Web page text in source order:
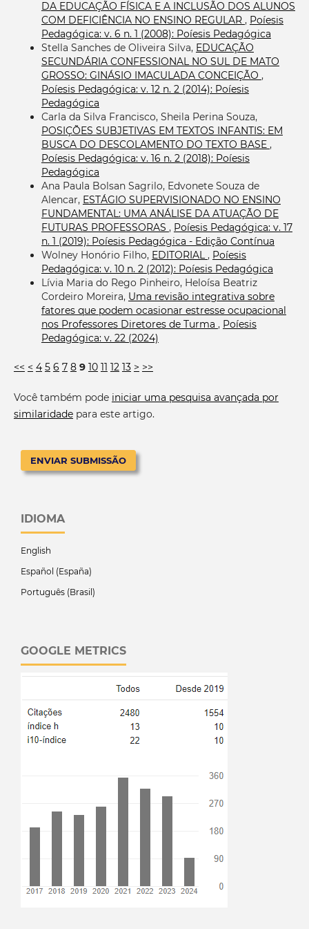
DA EDUCAÇÃO FÍSICA E A INCLUSÃO DOS ALUNOS
COM DEFICIÊNCIA NO ENSINO REGULAR , Poíesis
Pedagógica: v. 6 n. 1 (2008): Poíesis Pedagógica
Stella Sanches de Oliveira Silva, EDUCAÇÃO
SECUNDÁRIA CONFESSIONAL NO SUL DE MATO
GROSSO: GINÁSIO IMACULADA CONCEIÇÃO ,
Poíesis Pedagógica: v. 12 n. 2 (2014): Poíesis
Pedagógica
Carla da Silva Francisco, Sheila Perina Souza,
POSIÇÕES SUBJETIVAS EM TEXTOS INFANTIS: EM
BUSCA DO DESCOLAMENTO DO TEXTO BASE ,
Poíesis Pedagógica: v. 16 n. 2 (2018): Poíesis
Pedagógica
Ana Paula Bolsan Sagrilo, Edvonete Souza de
Alencar, ESTÁGIO SUPERVISIONADO NO ENSINO
FUNDAMENTAL: UMA ANÁLISE DA ATUAÇÃO DE
FUTURAS PROFESSORAS , Poíesis Pedagógica: v. 17
n. 1 (2019): Poíesis Pedagógica - Edição Contínua
Wolney Honório Filho, EDITORIAL, Poíesis
Pedagógica: v. 10 n. 2 (2012): Poíesis Pedagógica
Lívia Maria do Rego Pinheiro, Heloísa Beatriz
Cordeiro Moreira, Uma revisão integrativa sobre
fatores que podem ocasionar estresse ocupacional
nos Professores Diretores de Turma , Poíesis
Pedagógica: v. 22 (2024)
<< < 4 5 6 7 8 9 10 11 12 13 > >>
Você também pode iniciar uma pesquisa avançada por
similaridadepara este artigo.
ENVIAR SUBMISSÃO
IDIOMA
English
Español (España)
Português (Brasil)
GOOGLE METRICS